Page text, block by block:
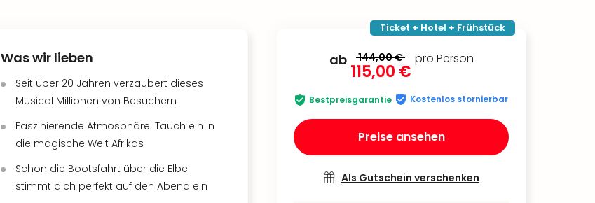
Ticket + Hotel + Frühstück
ab 144,00 €
115,00 €
pro Person
Bestpreisgarantie Kostenlos stornierbar
Preise ansehen
Als Gutschein verschenken
Was wir lieben
Seit über 20 Jahren verzaubert dieses
Musical Millionen von Besuchern
Faszinierende Atmosphäre: Tauch ein in
die magische Welt Afrikas
Schon die Bootsfahrt über die Elbe
stimmt dich perfekt auf den Abend ein